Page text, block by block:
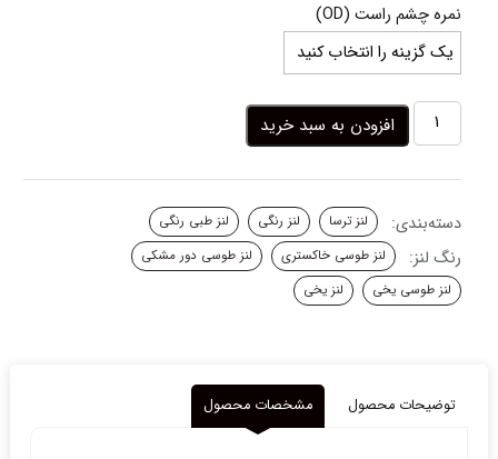
نمره چشم راست (OD)
لنز
طوسی
دورمشکی
کریستال
ترسا
عدد
افزودن به سبد خرید
دسته‌بندی: لنز ترسا لنز رنگی لنز طبی رنگی
رنگ لنز: لنز طوسی خاکستری
لنز طوسی دور مشکی
لنز طوسی یخی
لنز یخی
توضیحات محصول مشخصات محصول